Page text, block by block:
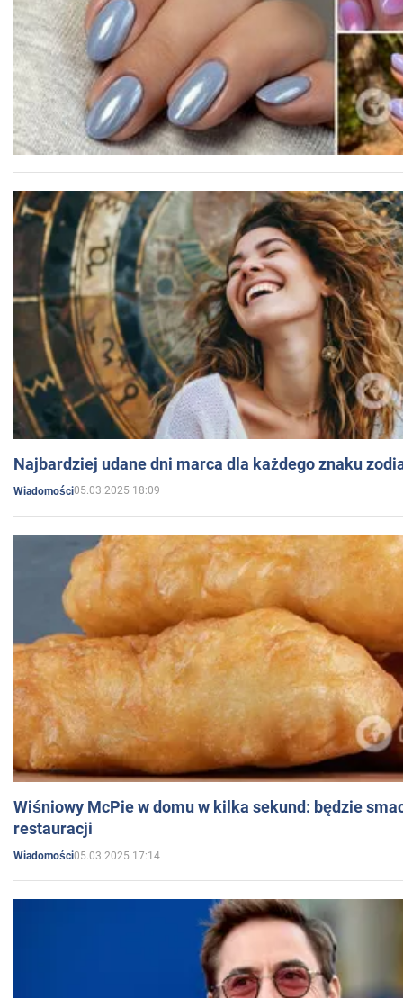
Najbardziej udane dni marca dla każdego znaku
Wiadomości05.03.2025 18:09
Wiśniowy McPie w domu w kilka sekund: będzie
restauracji
Wiadomości05.03.2025 17:14